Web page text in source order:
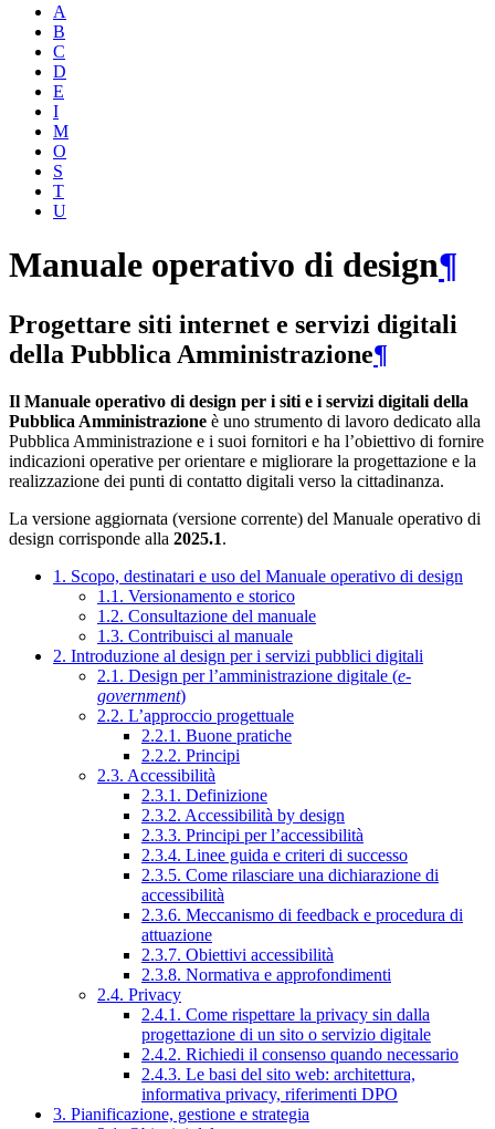
A
B
C
D
E
I
M
O
S
T
U
Manuale operativo di design¶
Progettare siti internet e servizi digitali
della Pubblica Amministrazione¶
Il Manuale operativo di design per i siti e i servizi digitali della
Pubblica Amministrazione è uno strumento di lavoro dedicato alla
Pubblica Amministrazione e i suoi fornitori e ha l’obiettivo di fornire
indicazioni operative per orientare e migliorare la progettazione e la
realizzazione dei punti di contatto digitali verso la cittadinanza.
La versione aggiornata (versione corrente) del Manuale operativo di
design corrisponde alla 2025.1.
1. Scopo, destinatari e uso del Manuale operativo di design
1.1. Versionamento e storico
1.2. Consultazione del manuale
1.3. Contribuisci al manuale
2. Introduzione al design per i servizi pubblici digitali
2.1. Design per l’amministrazione digitale (e-
government)
2.2. L’approccio progettuale
2.2.1. Buone pratiche
2.2.2. Principi
2.3. Accessibilità
2.3.1. Definizione
2.3.2. Accessibilità by design
2.3.3. Principi per l’accessibilità
2.3.4. Linee guida e criteri di successo
2.3.5. Come rilasciare una dichiarazione di
accessibilità
2.3.6. Meccanismo di feedback e procedura di
attuazione
2.3.7. Obiettivi accessibilità
2.3.8. Normativa e approfondimenti
2.4. Privacy
2.4.1. Come rispettare la privacy sin dalla
progettazione di un sito o servizio digitale
2.4.2. Richiedi il consenso quando necessario
2.4.3. Le basi del sito web: architettura,
informativa privacy, riferimenti DPO
3. Pianificazione, gestione e strategia